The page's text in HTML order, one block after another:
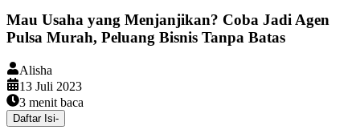
Mau Usaha yang Menjanjikan? Coba Jadi Agen
Pulsa Murah, Peluang Bisnis Tanpa Batas
Alisha
13 Juli 2023
3 menit baca
Daftar Isi-